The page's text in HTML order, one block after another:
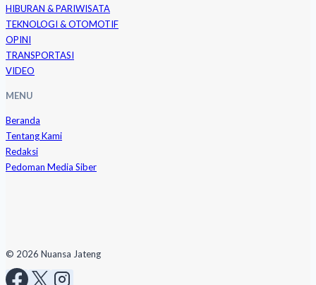
HIBURAN & PARIWISATA
TEKNOLOGI & OTOMOTIF
OPINI
TRANSPORTASI
VIDEO
MENU
Beranda
Tentang Kami
Redaksi
Pedoman Media Siber
© 2026 Nuansa Jateng